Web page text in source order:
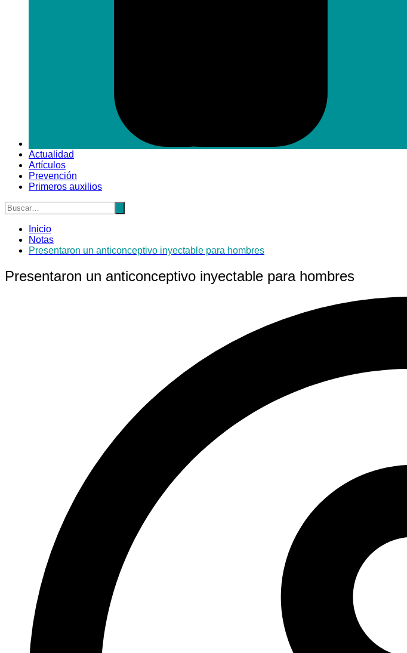
Actualidad
Artículos
Prevención
Primeros auxilios
Inicio
Notas
Presentaron un anticonceptivo inyectable para hombres
Presentaron un anticonceptivo inyectable para hombres